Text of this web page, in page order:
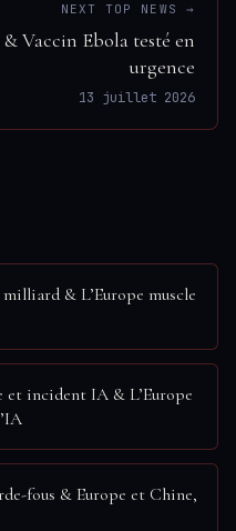
NEXT TOP NEWS →
Vaccin Ebola testé en
urgence
13 juillet 2026
& L’Europe muscle
et incident IA & L’Europe
fous & Europe et Chine,